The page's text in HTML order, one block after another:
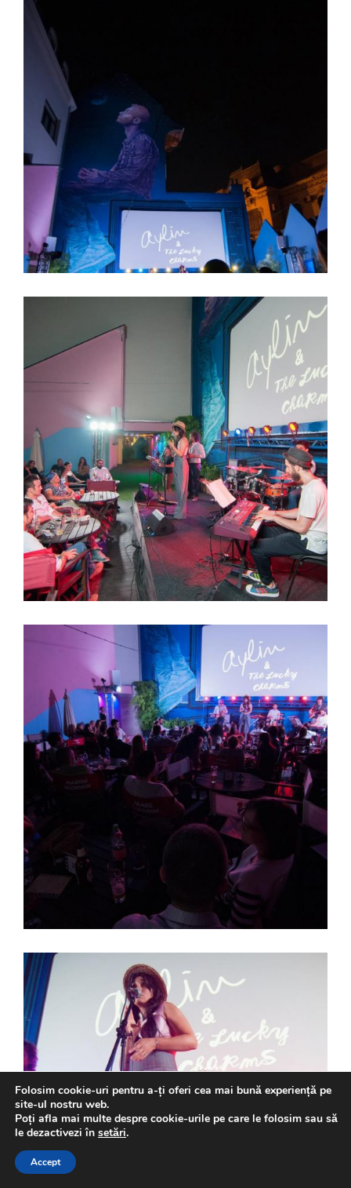
Folosim cookie-uri pentru a-ți oferi cea mai bună experiență pe
site-ul nostru web.
Poți afla mai multe despre cookie-urile pe care le folosim sau să
le dezactivezi în setări.
Accept